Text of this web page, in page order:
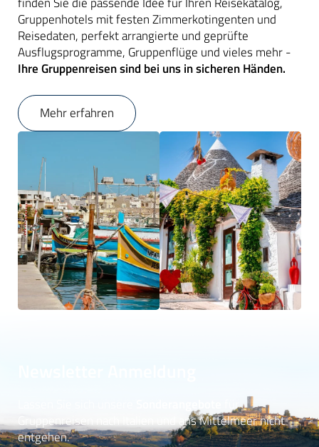
Gruppenhotels mit festen Zimmerkotingenten und
Reisedaten, perfekt arrangierte und geprüfte
Ausflugsprogramme, Gruppenflüge und vieles mehr -
Ihre Gruppenreisen sind bei uns in sicheren Händen.
Mehr erfahren
für
Gruppenreisen nach Italien und ans Mittelmeer nicht
entgehen.